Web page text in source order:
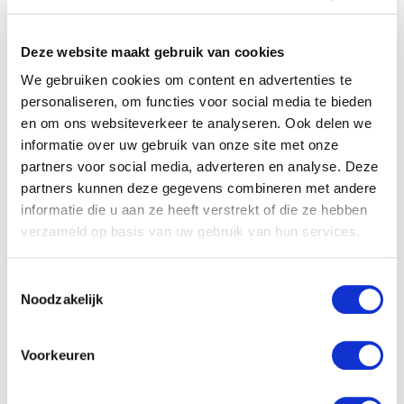
Deze website maakt gebruik van cookies
We gebruiken cookies om content en advertenties te
personaliseren, om functies voor social media te bieden
en om ons websiteverkeer te analyseren. Ook delen we
informatie over uw gebruik van onze site met onze
partners voor social media, adverteren en analyse. Deze
partners kunnen deze gegevens combineren met andere
informatie die u aan ze heeft verstrekt of die ze hebben
verzameld op basis van uw gebruik van hun services.
Noodzakelijk
Voorkeuren
vrienden met een handgemaakte knuffel! Maak met wat
wol en een haaknaald een schattig konijntje, een gekke
kikker of een stoere gorilla... en je zal snel ook kennismaken
met hun vele vrolijke vrienden! De patronen in dit boek zijn
op maat gemaakt voor beginnende hakers. Aan de hand
van duidelijke stap-voor-stapbeschrijvingen, foto's en
videotutorials heb je alle technieken snel onder de knie. Zo
amigurumipatroon in 2015. Nu bundelt ze haar ontwerpen
op haar blog DIY Fluffies. Ze werkte eerder al mee aan
Amigurumi voor beginners is haar eerste eigen haakboek.